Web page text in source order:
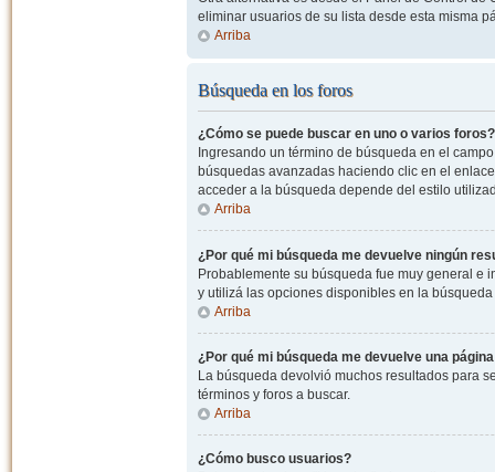
eliminar usuarios de su lista desde esta misma
Arriba
Búsqueda en los foros
¿Cómo se puede buscar en uno o varios foros?
Ingresando un término de búsqueda en el
búsquedas avanzadas haciendo clic en el
acceder a la búsqueda depende del estilo
Arriba
¿Por qué mi búsqueda me devuelve ningún
Probablemente su búsqueda fue muy general e
y utilizá las opciones disponibles en la
Arriba
¿Por qué mi búsqueda me devuelve una
La búsqueda devolvió muchos resultados para
términos y foros a buscar.
Arriba
¿Cómo busco usuarios?